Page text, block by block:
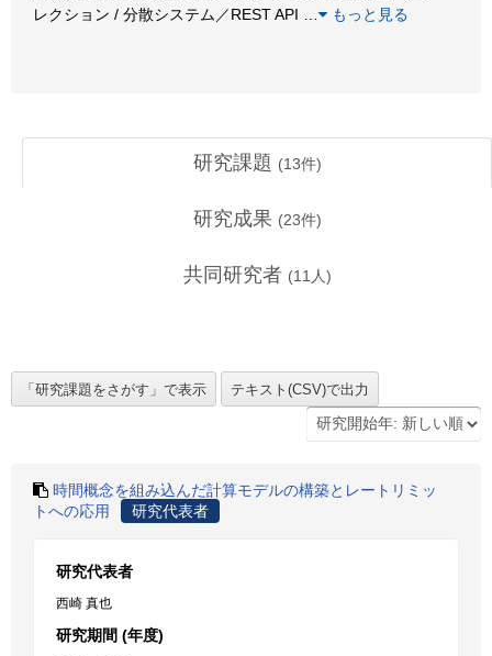
レクション / 分散システム／REST API
もっと見る
研究課題 (13件)
研究成果 (23件)
共同研究者 (11 人)
時間概念を組み込んだ計算モデルの構築とレートリミッ
トへの応用
研究代表者
研究代表者
西崎 真也
研究期間 (年度)